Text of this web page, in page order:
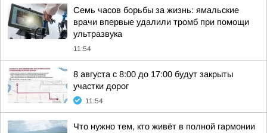
Семь часов борьбы за жизнь: ямальские
врачи впервые удалили тромб при помощи
ультразвука
11:54
8 августа с 8:00 до 17:00 будут закрыты
участки дорог
11:54
Что нужно тем, кто живёт в полной гармонии